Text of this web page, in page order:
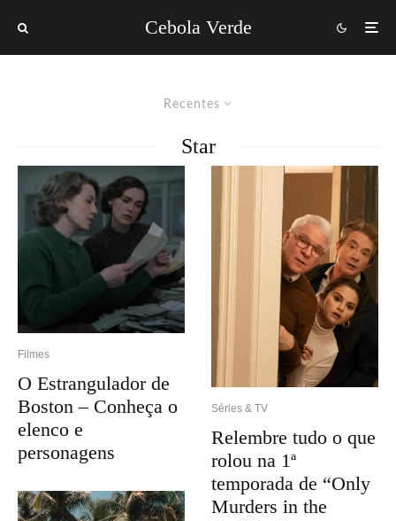
Cebola Verde
Recentes
Star
Filmes
O Estrangulador de
Boston – Conheça o
elenco e
personagens
Séries & TV
Relembre tudo o que
rolou na 1ª
temporada de “Only
Murders in the